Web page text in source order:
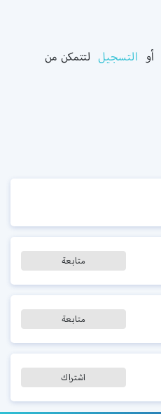
أو التسجيل لتتمكن من
متابعة
متابعة
اشتراك